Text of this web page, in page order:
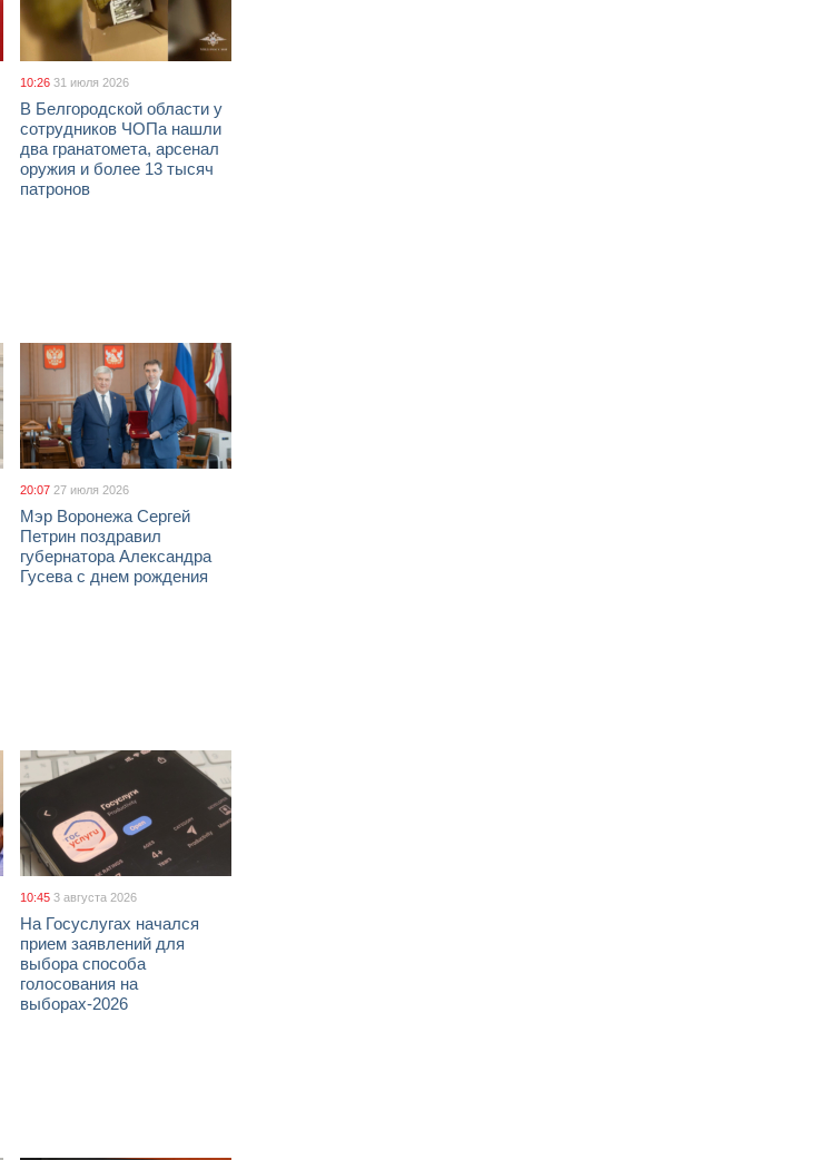
10:26 31 июля 2026
В Белгородской области у
сотрудников ЧОПа нашли
два гранатомета, арсенал
оружия и более 13 тысяч
патронов
20:07 27 июля 2026
Мэр Воронежа Сергей
Петрин поздравил
губернатора Александра
Гусева с днем рождения
10:45 3 августа 2026
На Госуслугах начался
прием заявлений для
выбора способа
голосования на
выборах-2026